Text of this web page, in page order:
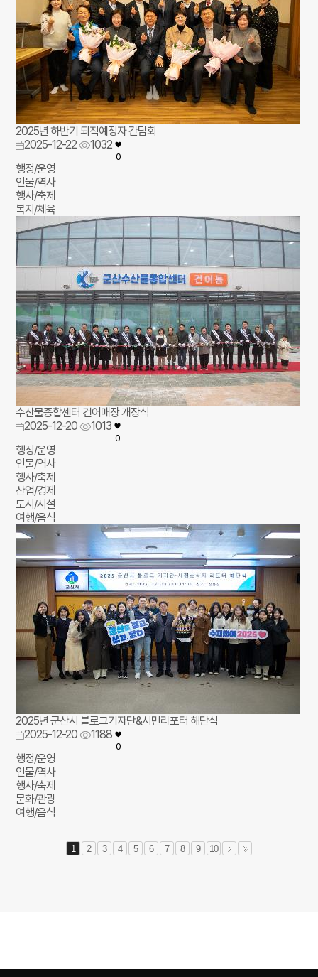
2025년 하반기 퇴직예정자 간담회
2025-12-22
1032
0
행정/운영
인물/역사
행사/축제
복지/체육
수산물종합센터 건어매장 개장식
2025-12-20
1013
0
행정/운영
인물/역사
행사/축제
산업/경제
도시/시설
여행/음식
2025년 군산시 블로그기자단&시민리포터 해단식
2025-12-20
1188
0
행정/운영
인물/역사
행사/축제
문화/관광
여행/음식
1 2 3 4 5 6 7 8 9 10